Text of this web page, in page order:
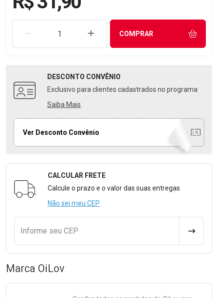
REMOVER UMA UNIDADEAUMENTAR UMA UNIDADE
COMPRAR
DESCONTO CONVÊNIO
Exclusivo para clientes cadastrados no programa
Saiba Mais
Ver Desconto Convênio
Formulário para Calcular o Frete
CALCULAR FRETE
Calcule o prazo e o valor das suas entregas
Não sei meu CEP
Informe seu CEP
Marca OiLov